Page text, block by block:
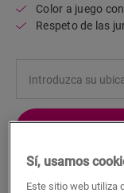
Color a juego
Respeto de las
Sí, usamos
Este sitio web utiliza